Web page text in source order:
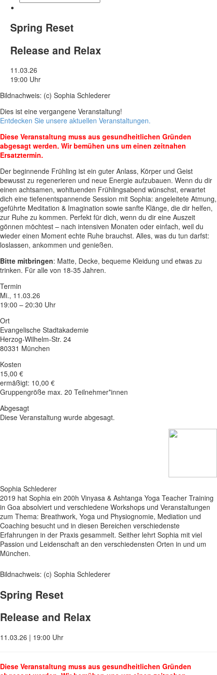
Spring Reset
Release and Relax
11.03.26
19:00 Uhr
Bildnachweis: (c) Sophia Schlederer
Dies ist eine vergangene Veranstaltung!
Entdecken Sie unsere aktuellen Veranstaltungen.
Diese Veranstaltung muss aus gesundheitlichen Gründen
abgesagt werden. Wir bemühen uns um einen zeitnahen
Ersatztermin.
Der beginnende Frühling ist ein guter Anlass, Körper und Geist
bewusst zu regenerieren und neue Energie aufzubauen. Wenn du dir
einen achtsamen, wohltuenden Frühlingsabend wünschst, erwartet
dich eine tiefenentspannende Session mit Sophia: angeleitete Atmung,
geführte Meditation & Imagination sowie sanfte Klänge, die dir helfen,
zur Ruhe zu kommen. Perfekt für dich, wenn du dir eine Auszeit
gönnen möchtest – nach intensiven Monaten oder einfach, weil du
wieder einen Moment echte Ruhe brauchst. Alles, was du tun darfst:
loslassen, ankommen und genießen.
Bitte mitbringen: Matte, Decke, bequeme Kleidung und etwas zu
trinken. Für alle von 18-35 Jahren.
Termin
Mi., 11.03.26
19:00 – 20:30 Uhr
Ort
Evangelische Stadtakademie
Herzog-Wilhelm-Str. 24
80331 München
Kosten
15,00 €
ermäßigt: 10,00 €
Gruppengröße max. 20 Teilnehmer*innen
Abgesagt
Diese Veranstaltung wurde abgesagt.
Sophia Schlederer
2019 hat Sophia ein 200h Vinyasa & Ashtanga Yoga Teacher Training
in Goa absolviert und verschiedene Workshops und Veranstaltungen
zum Thema: Breathwork, Yoga und Physiognomie, Mediation und
Coaching besucht und in diesen Bereichen verschiedenste
Erfahrungen in der Praxis gesammelt. Seither lehrt Sophia mit viel
Passion und Leidenschaft an den verschiedensten Orten in und um
München.
Bildnachweis: (c) Sophia Schlederer
Spring Reset
Release and Relax
11.03.26 | 19:00 Uhr
Diese Veranstaltung muss aus gesundheitlichen Gründen